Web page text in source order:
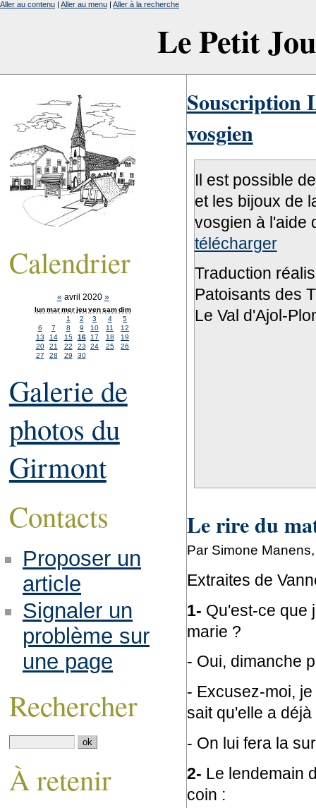
Le Petit
Aller au contenu | Aller au menu | Aller à la recherche
Souscription
vosgien
Il est possible
et les bijoux de
vosgien à l'aide
télécharger
Traduction
Patoisants des
Le Val d'Ajol-
Le rire du
Par Simone
Extraites de
1- Qu'est-ce que
marie ?
- Oui, dimanche
- Excusez-moi,
sait qu'elle a
- On lui fera la
2- Le lendemain
coin :
Calendrier
« avril 2020 »
lunmarmerjeuvensamdim
1
2 3 4
5
6
7 8 9 10 11
12
13
14 15 16 17 18
19
20
21 22 23 24 25
26
27
28 29 30
Galerie de
photos du
Girmont
Contacts
Proposer un
article
Signaler un
problème sur
une page
Rechercher
À retenir